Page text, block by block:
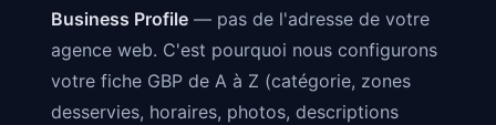
Business Profile — pas de l'adresse de votre
agence web. C'est pourquoi nous configurons
votre fiche GBP de A à Z (catégorie, zones
desservies, horaires, photos, descriptions